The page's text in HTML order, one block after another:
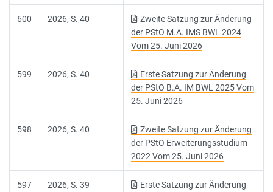
600 2026, S. 40
Zweite Satzung zur Änderung
der PStO M.A. IMS BWL 2024
Vom 25. Juni 2026
599 2026, S. 40
Erste Satzung zur Änderung
der PStO B.A. IM BWL 2025 Vom
25. Juni 2026
598 2026, S. 40
Zweite Satzung zur Änderung
der PStO Erweiterungsstudium
2022 Vom 25. Juni 2026
597 2026, S. 39
Erste Satzung zur Änderung